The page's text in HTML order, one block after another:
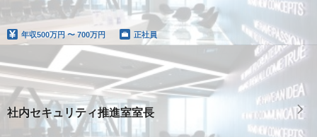
年収500万円 〜 700万円 正社員
社内セキュリティ推進室室長